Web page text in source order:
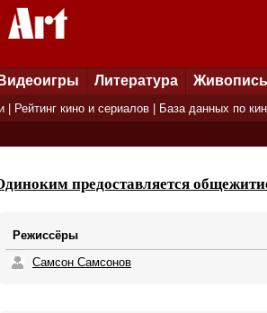
Видеоигры Литература Живопись
Рейтинг кино и сериалов База данных по
предоставляется
Режиссёры
Самсон Самсонов